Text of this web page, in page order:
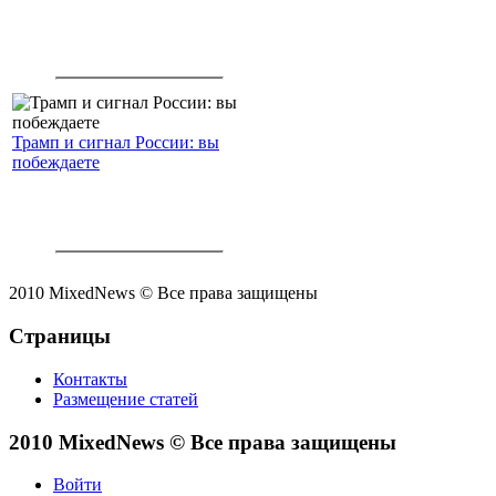
Трамп и сигнал России: вы
побеждаете
2010 MixedNews © Все права защищены
Страницы
Контакты
Размещение статей
2010 MixedNews © Все права защищены
Войти